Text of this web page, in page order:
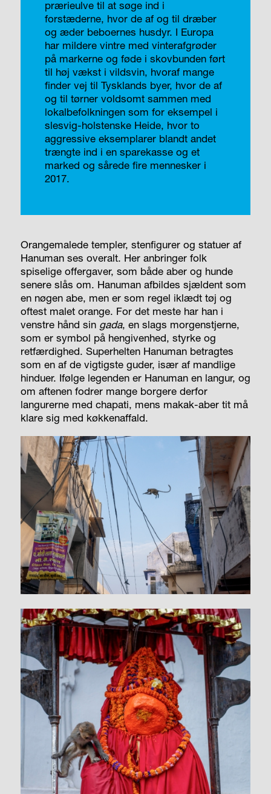
prærieulve til at søge ind i
forstæderne, hvor de af og til dræber
og æder beboernes husdyr. I Europa
har mildere vintre med vinterafgrøder
på markerne og føde i skovbunden ført
til høj vækst i vildsvin, hvoraf mange
finder vej til Tysklands byer, hvor de af
og til tørner voldsomt sammen med
lokalbefolkningen som for eksempel i
slesvig-holstenske Heide, hvor to
aggressive eksemplarer blandt andet
trængte ind i en sparekasse og et
marked og sårede fire mennesker i
2017.
Orangemalede templer, stenfigurer og statuer af
Hanuman ses overalt. Her anbringer folk
spiselige offergaver, som både aber og hunde
senere slås om. Hanuman afbildes sjældent som
en nøgen abe, men er som regel iklædt tøj og
oftest malet orange. For det meste har han i
venstre hånd sin gada, en slags morgenstjerne,
som er symbol på hengivenhed, styrke og
retfærdighed. Superhelten Hanuman betragtes
som en af de vigtigste guder, især af mandlige
hinduer. Ifølge legenden er Hanuman en langur, og
om aftenen fodrer mange borgere derfor
langurerne med chapati, mens makak-aber tit må
klare sig med køkkenaffald.